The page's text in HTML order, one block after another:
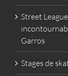
Street
Garros
Stages de